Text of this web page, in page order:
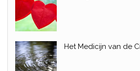
Het Medicijn van de